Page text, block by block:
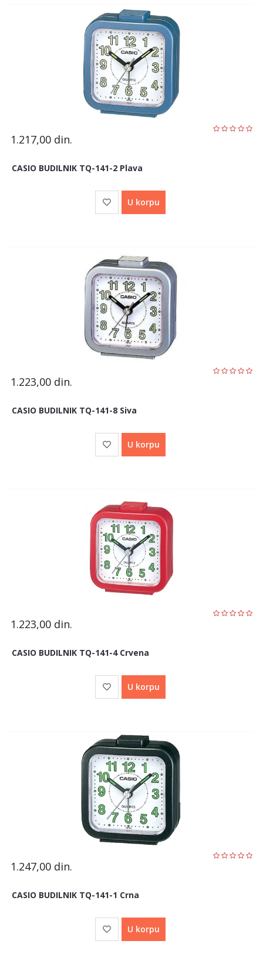
1.217,00 din.
CASIO BUDILNIK TQ-141-2 Plava
U korpu
1.223,00 din.
CASIO BUDILNIK TQ-141-8 Siva
U korpu
1.223,00 din.
CASIO BUDILNIK TQ-141-4 Crvena
U korpu
1.247,00 din.
CASIO BUDILNIK TQ-141-1 Crna
U korpu